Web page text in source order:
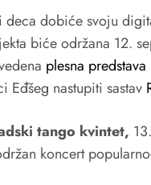
deca dobiće svoju
biće održana 12.
plesna
Eđšeg nastupiti sastav
tango kvintet,
koncert